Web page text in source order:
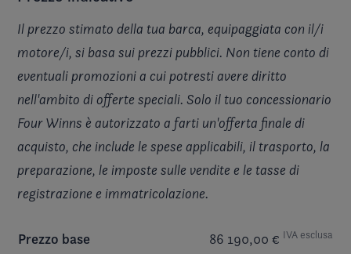
Il prezzo stimato della tua barca, equipaggiata con il/i
motore/i, si basa sui prezzi pubblici. Non tiene conto di
eventuali promozioni a cui potresti avere diritto
nell'ambito di offerte speciali. Solo il tuo concessionario
Four Winns è autorizzato a farti un'offerta finale di
acquisto, che include le spese applicabili, il trasporto, la
preparazione, le imposte sulle vendite e le tasse di
registrazione e immatricolazione.
Prezzo base 86 190,00 € IVA esclusa